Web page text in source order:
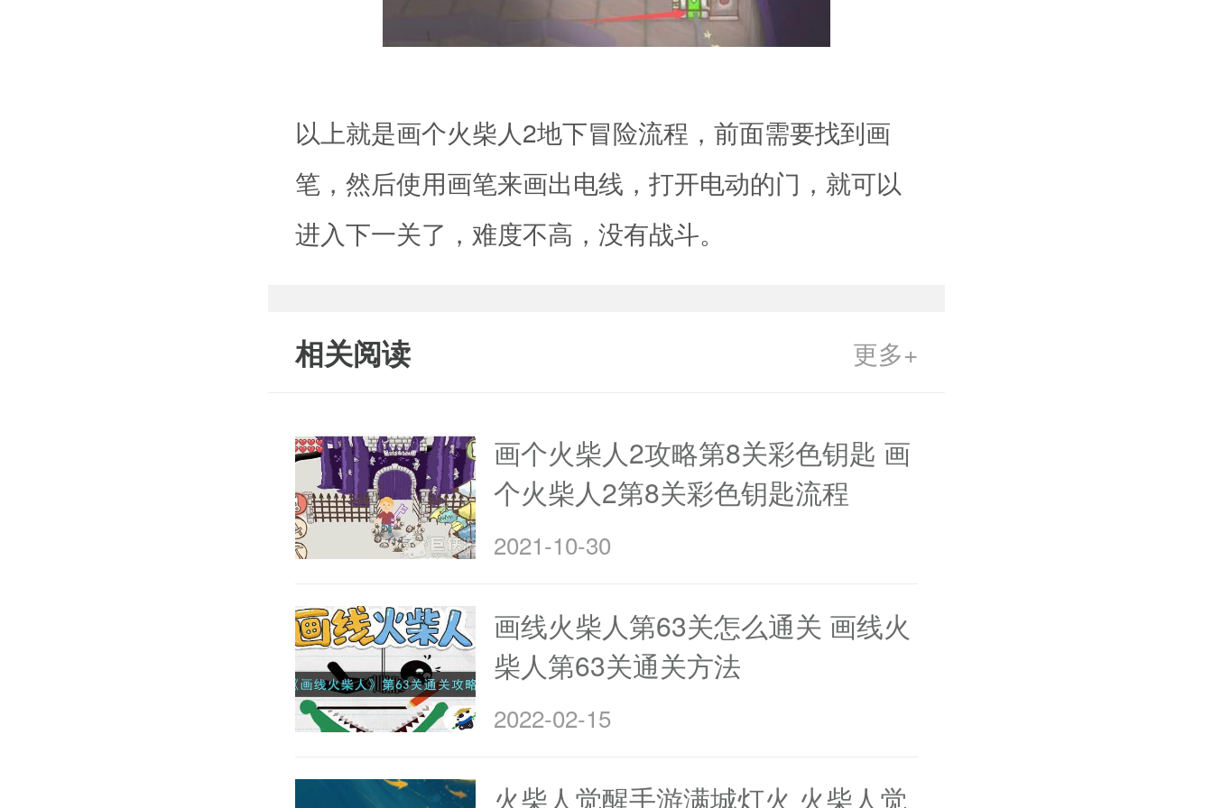
以上就是画个火柴人2地下冒险流程，前面需要找到画
笔，然后使用画笔来画出电线，打开电动的门，就可以
进入下一关了，难度不高，没有战斗。
相关阅读 更多+
画个火柴人2攻略第8关彩色钥匙 画
个火柴人2第8关彩色钥匙流程
2021-10-30
画线火柴人第63关怎么通关 画线火
柴人第63关通关方法
2022-02-15
火柴人觉醒手游满城灯火 火柴人觉